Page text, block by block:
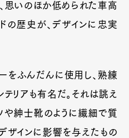
、思いのほか低められた車高
の歴史が、デザインに忠実
をふんだんに使用し、熟練
テリアも有名だ。それは誂え
や紳士靴のように繊細で質
ザインに影響を与えたもの